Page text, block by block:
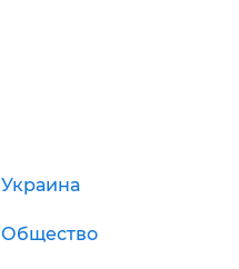
Украина
Общество